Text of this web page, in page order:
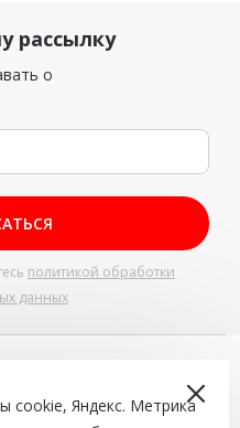
рассылку
о
политикой обработки
данных
с 10:00 до 22:00
cookie, Яндекс. Метрика